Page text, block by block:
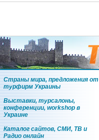
Страны мира, предложения от
турфирм Украины
Выставки, турсалоны,
конференции, workshop в
Украине
Каталог сайтов, СМИ, ТВ и
Радио онлайн